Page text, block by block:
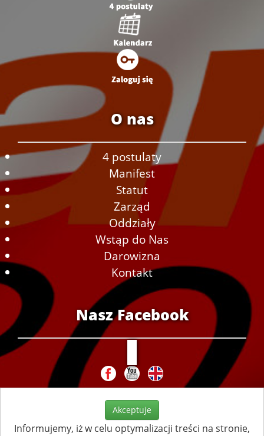
O nas
4 postulaty
Manifest
Statut
Zarząd
Oddziały
Wstąp do Nas
Darowizna
Kontakt
Nasz Facebook
Akceptuje
Informujemy, iż w celu optymalizacji treści na stronie,